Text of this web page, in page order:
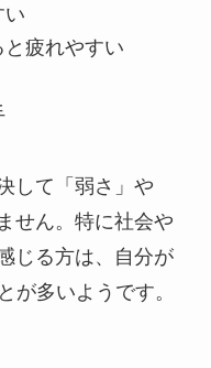
い
疲れやすい
して「弱さ」や
せん。特に社会や
じる方は、自分が
が多いようです。